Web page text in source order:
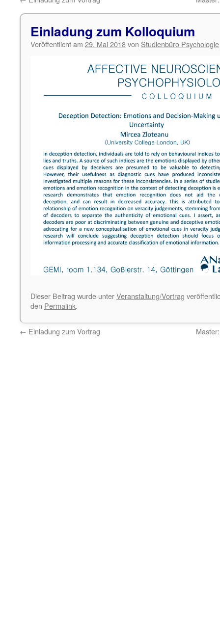
Einladung zum Kolloquium
Veröffentlicht am 29. Mai 2018von Studienbüro Psychologie
Dieser Beitrag wurde unterVeranstaltung/Vortrag
den Permalink.
← Einladung zum Vortrag